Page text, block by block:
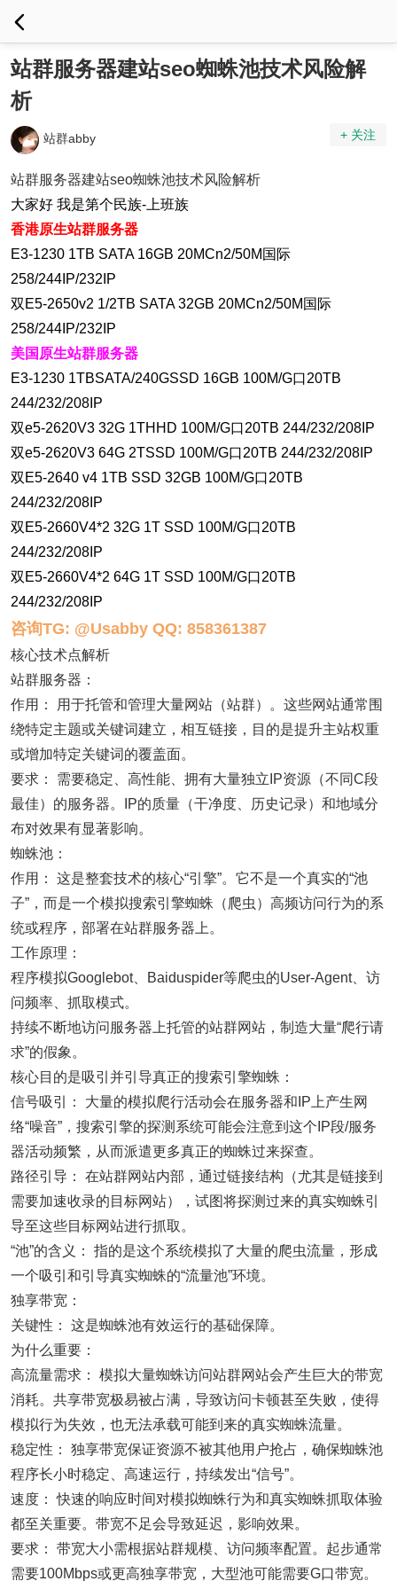
站群服务器建站seo蜘蛛池技术风险解
析
站群abby + 关注
站群服务器建站seo蜘蛛池技术风险解析
大家好 我是第个民族-上班族
香港原生站群服务器
E3-1230 1TB SATA 16GB 20MCn2/50M国际
258/244IP/232IP
双E5-2650v2 1/2TB SATA 32GB 20MCn2/50M国际
258/244IP/232IP
美国原生站群服务器
E3-1230 1TBSATA/240GSSD 16GB 100M/G口20TB
244/232/208IP
双e5-2620V3 32G 1THHD 100M/G口20TB 244/232/208IP
双e5-2620V3 64G 2TSSD 100M/G口20TB 244/232/208IP
双E5-2640 v4 1TB SSD 32GB 100M/G口20TB
244/232/208IP
双E5-2660V4*2 32G 1T SSD 100M/G口20TB
244/232/208IP
双E5-2660V4*2 64G 1T SSD 100M/G口20TB
244/232/208IP
咨询TG: @Usabby QQ: 858361387
核心技术点解析
站群服务器：
作用： 用于托管和管理大量网站（站群）。这些网站通常围
绕特定主题或关键词建立，相互链接，目的是提升主站权重
或增加特定关键词的覆盖面。
要求： 需要稳定、高性能、拥有大量独立IP资源（不同C段
最佳）的服务器。IP的质量（干净度、历史记录）和地域分
布对效果有显著影响。
蜘蛛池：
作用： 这是整套技术的核心“引擎”。它不是一个真实的“池
子”，而是一个模拟搜索引擎蜘蛛（爬虫）高频访问行为的系
统或程序，部署在站群服务器上。
工作原理：
程序模拟Googlebot、Baiduspider等爬虫的User-Agent、访
问频率、抓取模式。
持续不断地访问服务器上托管的站群网站，制造大量“爬行请
求”的假象。
核心目的是吸引并引导真正的搜索引擎蜘蛛：
信号吸引： 大量的模拟爬行活动会在服务器和IP上产生网
络“噪音”，搜索引擎的探测系统可能会注意到这个IP段/服务
器活动频繁，从而派遣更多真正的蜘蛛过来探查。
路径引导： 在站群网站内部，通过链接结构（尤其是链接到
需要加速收录的目标网站），试图将探测过来的真实蜘蛛引
导至这些目标网站进行抓取。
“池”的含义： 指的是这个系统模拟了大量的爬虫流量，形成
一个吸引和引导真实蜘蛛的“流量池”环境。
独享带宽：
关键性： 这是蜘蛛池有效运行的基础保障。
为什么重要：
高流量需求： 模拟大量蜘蛛访问站群网站会产生巨大的带宽
消耗。共享带宽极易被占满，导致访问卡顿甚至失败，使得
模拟行为失效，也无法承载可能到来的真实蜘蛛流量。
稳定性： 独享带宽保证资源不被其他用户抢占，确保蜘蛛池
程序长小时稳定、高速运行，持续发出“信号”。
速度： 快速的响应时间对模拟蜘蛛行为和真实蜘蛛抓取体验
都至关重要。带宽不足会导致延迟，影响效果。
要求： 带宽大小需根据站群规模、访问频率配置。起步通常
需要100Mbps或更高独享带宽，大型池可能需要G口带宽。